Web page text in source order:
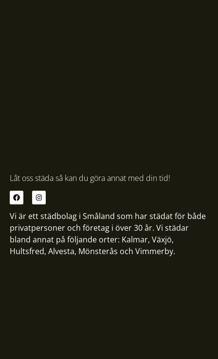
Låt oss städa så kan du göra annat med din tid!
Vi är ett städbolag i Småland som har städat för både
privatpersoner och företag i över 30 år. Vi städar
bland annat på följande orter: Kalmar, Växjö,
Hultsfred, Alvesta, Mönsterås och Vimmerby.